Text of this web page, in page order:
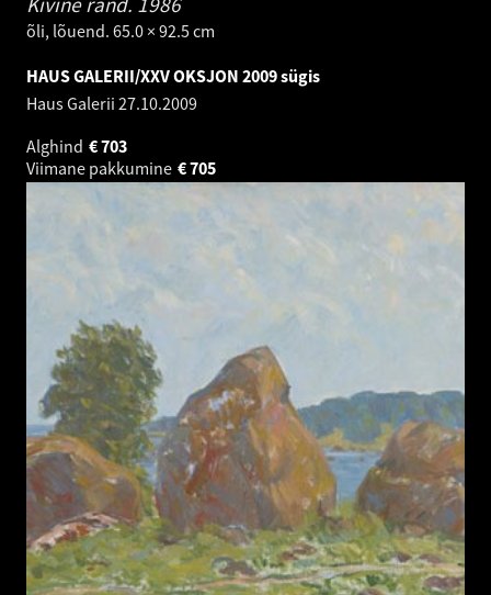
õli, lõuend. 65.0 × 92.5 cm
HAUS GALERII/XXV OKSJON 2009 sügis
Haus Galerii 27.10.2009
Alghind
703
€
Viimane pakkumine
705
€